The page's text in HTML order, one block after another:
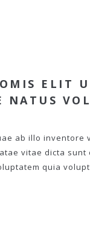
ELIT
NATUS
ab illo inventore
vitae dicta sunt
quia